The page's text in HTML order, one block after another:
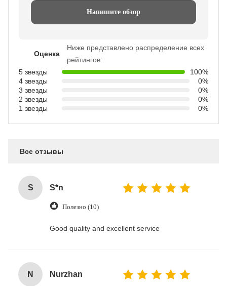
Напишите обзор
Оценка
Ниже представлено распределение всех
рейтингов:
5 звезды
100%
4 звезды
0%
3 звезды
0%
2 звезды
0%
1 звезды
0%
Все отзывы
S S*n
Полезно (10)
Good quality and excellent service
N Nurzhan